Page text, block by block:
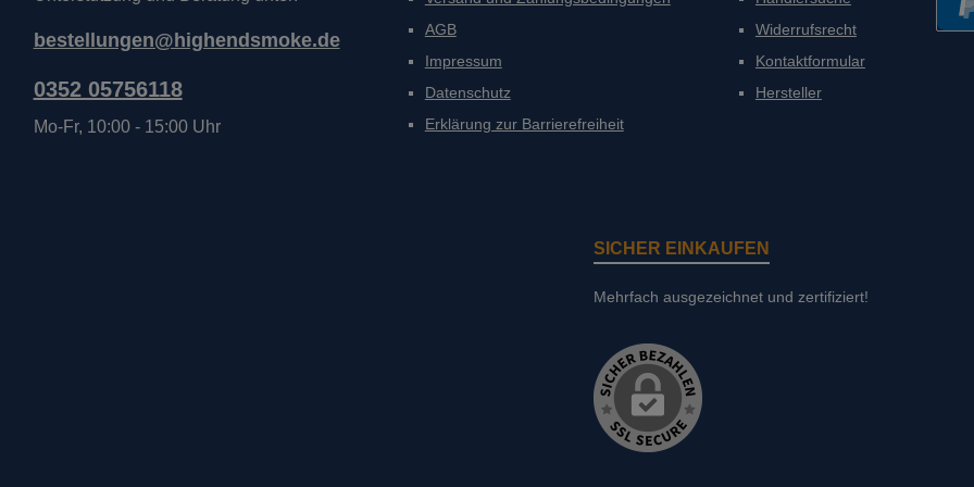
bestellungen@highendsmoke.de
0352 05756118
Mo-Fr, 10:00 - 15:00 Uhr
AGB
Impressum
Datenschutz
Erklärung zur Barrierefreiheit
Widerrufsrecht
Kontaktformular
Hersteller
SICHER EINKAUFEN
Mehrfach ausgezeichnet und zertifiziert!